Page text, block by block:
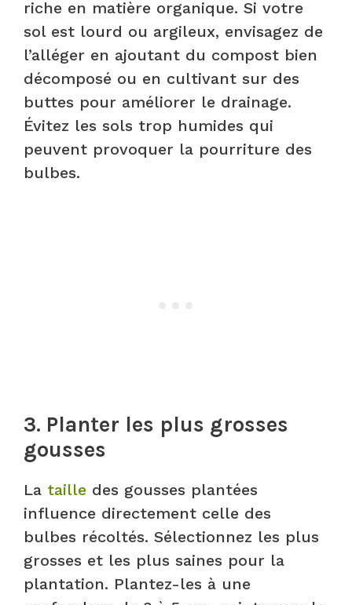
riche en matière organique. Si votre
sol est lourd ou argileux, envisagez de
l’alléger en ajoutant du compost bien
décomposé ou en cultivant sur des
buttes pour améliorer le drainage.
Évitez les sols trop humides qui
peuvent provoquer la pourriture des
bulbes.
3. Planter les plus grosses
gousses
La taille des gousses plantées
influence directement celle des
bulbes récoltés. Sélectionnez les plus
grosses et les plus saines pour la
plantation. Plantez-les à une